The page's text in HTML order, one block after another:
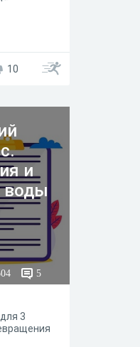
10
и
воды
5
3